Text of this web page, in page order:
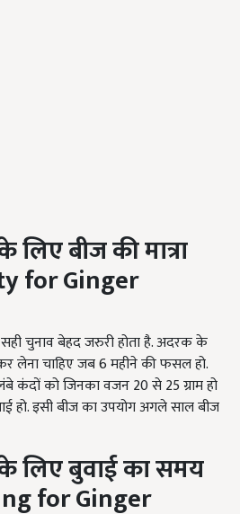
लिएबीजकीमात्रा
for Ginger
चुनाव बेहद जरुरी होता है. अदरक के
लेना चाहिए जब 6 महीने की फसल हो.
कंदों को जिनका वजन 20 से 25 ग्राम हो
हो. इसी बीज का उपयोग अगले साल बीज
लिएबुवाईकासमय
for Ginger